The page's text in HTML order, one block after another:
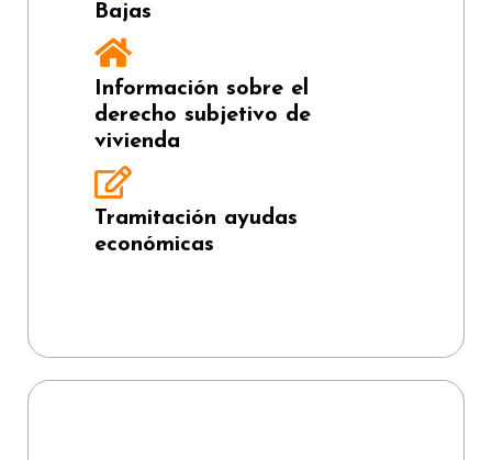
Bajas
Información sobre el
derecho subjetivo de
vivienda
Tramitación ayudas
económicas